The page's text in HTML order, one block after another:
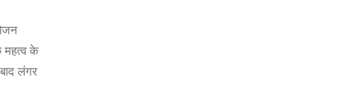
महत्व के
लंगर